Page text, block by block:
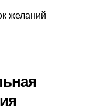
желаний